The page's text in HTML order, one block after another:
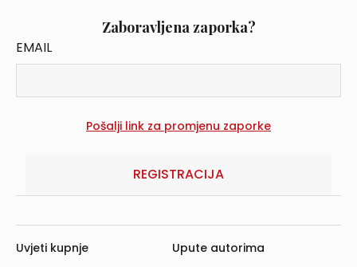
Zaboravljena zaporka?
EMAIL
REGISTRACIJA
Uvjeti kupnje Upute autorima